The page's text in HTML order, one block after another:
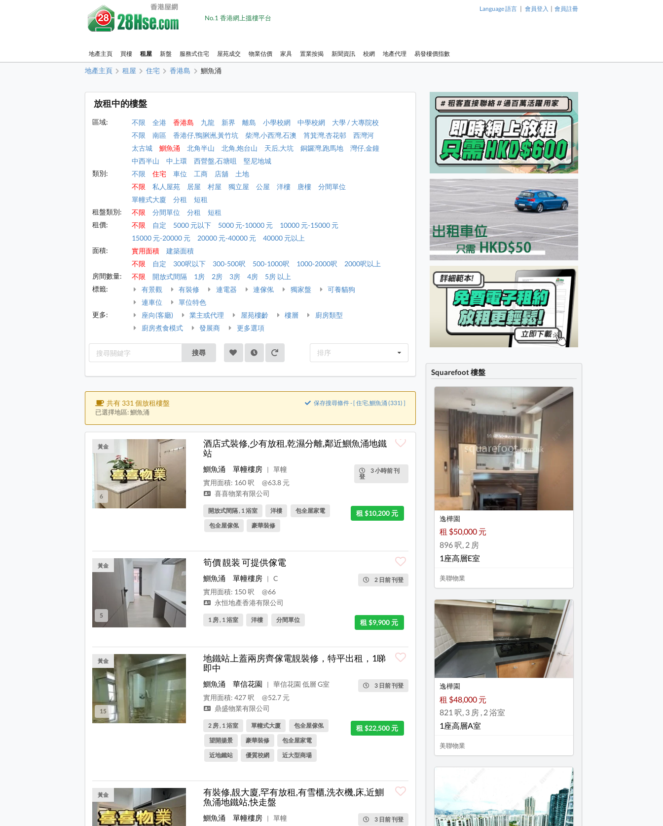
No.1 香港網上搵樓平台
Language 語言 | 會員登入 | 會員註冊
地產主頁 買樓 租屋 新盤 服務式住宅 屋苑成交 物業估價 家具 置業按揭 新聞資訊 校網 地產代理 易發樓價指數
地產主頁 租屋 住宅 香港島 鰂魚涌
放租中的樓盤
區域: 不限 全港 香港島 九龍 新界 離島 小學校網 中學校網
大學 / 大專院校
不限
南區 香港仔,鴨脷洲,黃竹坑 柴灣,小西灣,石澳 筲箕灣,杏花邨
西灣河
太古城
鰂魚涌 北角半山 北角,炮台山 天后,大坑 銅鑼灣,跑馬地
灣仔,金鐘
中西半山
中上環 西營盤,石塘咀
堅尼地城
類別:
不限 住宅 車位 工商 店舖
土地
不限
私人屋苑 居屋 村屋 獨立屋 公屋 洋樓 唐樓
分間單位
單幢式大廈
分租
短租
租盤類別:
不限 分間單位 分租
短租
租價:
不限 自定 5000 元以下 5000 元-10000 元
10000 元-15000 元
15000 元-20000 元
20000 元-40000 元
40000 元以上
面積:
實用面積
建築面積
不限
自定 300呎以下 300-500呎 500-1000呎 1000-2000呎
2000呎以上
房間數量:
不限 開放式間隔 1房 2房 3房 4房
5房 以上
標籤:
有景觀 有裝修 連電器 連傢俬 獨家盤
可養貓狗
連車位
單位特色
更多:
座向(客廳) 業主或代理 屋苑樓齡 樓層
廚房類型
廚房煮食模式
發展商 更多選項
搜尋 排序
共有 331 個放租樓盤
已選擇地區: 鰂魚涌
保存搜尋條件 - [ 住宅,鰂魚涌 (331) ]
6
黃金
酒店式裝修,少有放租,乾濕分離,鄰近鰂魚涌地鐵
站
3 小時前 刊
登
鰂魚涌 單幢樓房 |
單幢
實用面積: 160 呎
@63.8 元
喜喜物業有限公司
租 $10,200 元
開放式間隔 , 1 浴室 洋樓
包全屋家電
包全屋傢俬
豪華裝修
5
黃金 筍價 靚装 可提供傢電
2 日前 刊登
鰂魚涌 單幢樓房 |
C
實用面積: 150 呎
@66
永恒地產香港有限公司
租 $9,900 元
1 房 , 1 浴室 洋樓 分間單位
15
黃金
地鐵站上蓋兩房齊傢電靚裝修，特平出租，1睇
即中
3 日前 刊登
鰂魚涌 華信花園 |
華信花園 低層 G室
實用面積: 427 呎
@52.7 元
鼎盛物業有限公司
租 $22,500 元
2 房 , 1 浴室 單幢式大廈
包全屋傢俬
望開揚景
豪華裝修
包全屋家電
近地鐵站
優質校網 近大型商場
黃金
有裝修,靚大廈,罕有放租,有雪櫃,洗衣機,床,近鰂
魚涌地鐵站,快走盤
3 日前 刊登
鰂魚涌 單幢樓房 |
單幢
Squarefoot 樓盤
逸樺園
租 $50,000 元
896 呎, 2 房
1座高層E室
美聯物業
逸樺園
租 $48,000 元
821 呎, 3 房 , 2 浴室
1座高層A室
美聯物業